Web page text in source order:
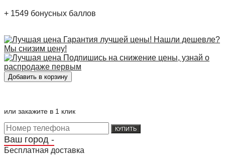
+ 1549 бонусных баллов
Гарантия лучшей цены! Нашли дешевле?
Мы снизим цену!
Подпишись на снижение цены, узнай о
распродаже первым
или закажите в 1 клик
КУПИТЬ
Ваш город -
Бесплатная доставка